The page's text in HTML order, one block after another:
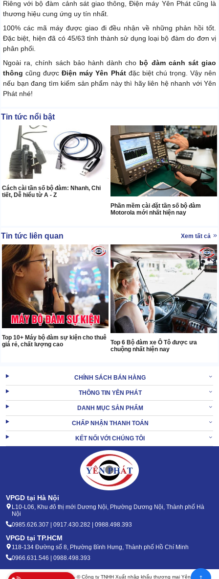
Riêng với bộ đàm cảnh sát giao thông, Điện máy Yên Phát cũng là
thương hiệu cung ứng uy tín nhất.
100% các mã máy được giao đi đều nhận về những phản hồi tốt.
Đặc biệt, hiện đã có 45/63 tỉnh thành sử dụng loại bộ đàm do đơn vị
phân phối.
Ngoài ra, chính sách bảo hành dành cho bộ đàm cảnh sát giao
thông cũng đượcĐiện máy Yên Phátđặc biệt chú trọng. Vậy nên
nếu bạn đang tìm kiếm sản phẩm này thì hãy liên hệ nhanh với Yên
Phát nhé!
Tin tức nổi bật
Cách cài tần số bộ đàm: Nhanh, Chi
tiết, Dễ hiểu từ A - Z
Phần mềm cài đặt tần số bộ đàm
Motorola mới nhất hiện nay
Tin tức liên quan Xem tất cả
Top 10+ Máy bộ đàm sự kiện cho thuê
giá rẻ, chất lượng cao
Top 6 Bộ đàm xe Ô Tô được ưa
chuộng nhất hiện nay
CHÍNH SÁCH BÁN HÀNG
THÔNG TIN YÊN PHÁT
DANH MỤC SẢN PHẨM
CHẤP NHẬN THANH TOÁN
KẾT NỐI VỚI CHÚNG TÔI
VPGD tại Hà Nội
L10-L06, Khu đô thị mới Dương Nội, Phường Dương Nội, Thành phố Hà
Nội
0985.626.307 | 0917.430.282 | 0988.498.393
VPGD tại TP.HCM
118-134 Đường số 8, Phường Bình Hưng, Thành phố Hồ Chí Minh
0966.631.546 | 0988.498.393
Bản quyền 2020 - 2026 – © Công ty TNHH Xuất nhập khẩu thương mại Yên Phát